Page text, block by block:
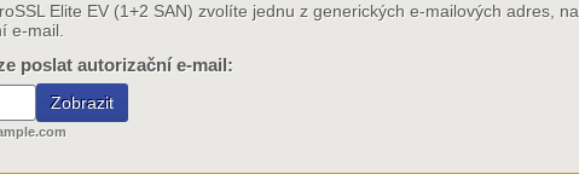
Elite EV (1+2 SAN) zvolíte jednu z generických e-mailových adres, na
e-mail.
poslat autorizační e-mail: